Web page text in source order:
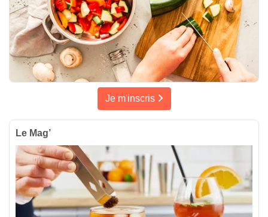
Je m'inscris
Le Mag’